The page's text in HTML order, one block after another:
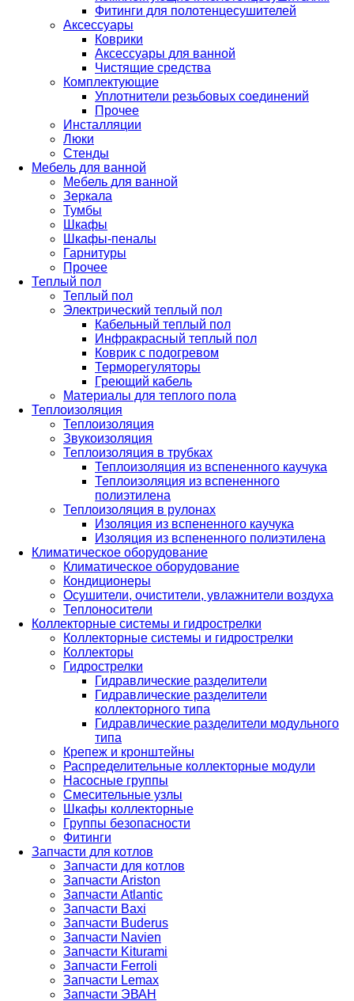
Фитинги для полотенцесушителей
Аксессуары
Коврики
Аксессуары для ванной
Чистящие средства
Комплектующие
Уплотнители резьбовых соединений
Прочее
Инсталляции
Люки
Стенды
Мебель для ванной
Мебель для ванной
Зеркала
Тумбы
Шкафы
Шкафы-пеналы
Гарнитуры
Прочее
Теплый пол
Теплый пол
Электрический теплый пол
Кабельный теплый пол
Инфракрасный теплый пол
Коврик с подогревом
Терморегуляторы
Греющий кабель
Материалы для теплого пола
Теплоизоляция
Теплоизоляция
Звукоизоляция
Теплоизоляция в трубках
Теплоизоляция из вспененного каучука
Теплоизоляция из вспененного
полиэтилена
Теплоизоляция в рулонах
Изоляция из вспененного каучука
Изоляция из вспененного полиэтилена
Климатическое оборудование
Климатическое оборудование
Кондиционеры
Осушители, очистители, увлажнители воздуха
Теплоносители
Коллекторные системы и гидрострелки
Коллекторные системы и гидрострелки
Коллекторы
Гидрострелки
Гидравлические разделители
Гидравлические разделители
коллекторного типа
Гидравлические разделители модульного
типа
Крепеж и кронштейны
Распределительные коллекторные модули
Насосные группы
Смесительные узлы
Шкафы коллекторные
Группы безопасности
Фитинги
Запчасти для котлов
Запчасти для котлов
Запчасти Ariston
Запчасти Atlantic
Запчасти Baxi
Запчасти Buderus
Запчасти Navien
Запчасти Kiturami
Запчасти Ferroli
Запчасти Lemax
Запчасти ЭВАН